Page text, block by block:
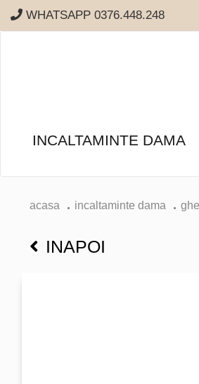
WHATSAPP 0376.448.248
INCALTAMINTE DAMA
acasa incaltaminte dama
INAPOI